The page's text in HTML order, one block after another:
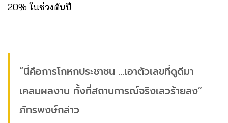
20% ในช่วงต้นปี
“นี่คือการโกหกประชาชน …เอาตัวเลขที่ดูดีมา
เคลมผลงาน ทั้งที่สถานการณ์จริงเลวร้ายลง”
ภัทรพงษ์กล่าว